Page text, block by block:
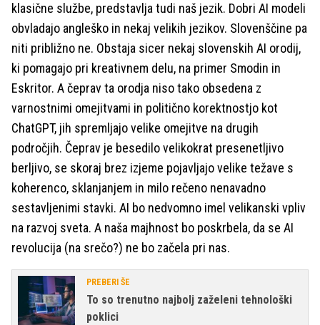
klasične službe, predstavlja tudi naš jezik. Dobri AI modeli
obvladajo angleško in nekaj velikih jezikov. Slovenščine pa
niti približno ne. Obstaja sicer nekaj slovenskih AI orodij,
ki pomagajo pri kreativnem delu, na primer Smodin in
Eskritor. A čeprav ta orodja niso tako obsedena z
varnostnimi omejitvami in politično korektnostjo kot
ChatGPT, jih spremljajo velike omejitve na drugih
področjih. Čeprav je besedilo velikokrat presenetljivo
berljivo, se skoraj brez izjeme pojavljajo velike težave s
koherenco, sklanjanjem in milo rečeno nenavadno
sestavljenimi stavki. AI bo nedvomno imel velikanski vpliv
na razvoj sveta. A naša majhnost bo poskrbela, da se AI
revolucija (na srečo?) ne bo začela pri nas.
PREBERI ŠE
To so trenutno najbolj zaželeni tehnološki
poklici